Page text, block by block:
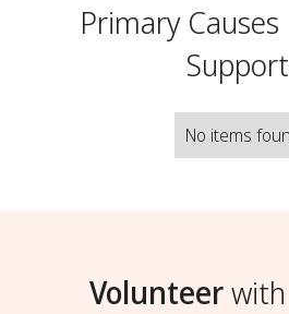
Primary Causes
No items
Volunteerwith